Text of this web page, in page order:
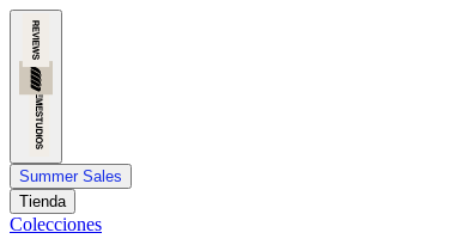
Summer Sales
Tienda
Colecciones